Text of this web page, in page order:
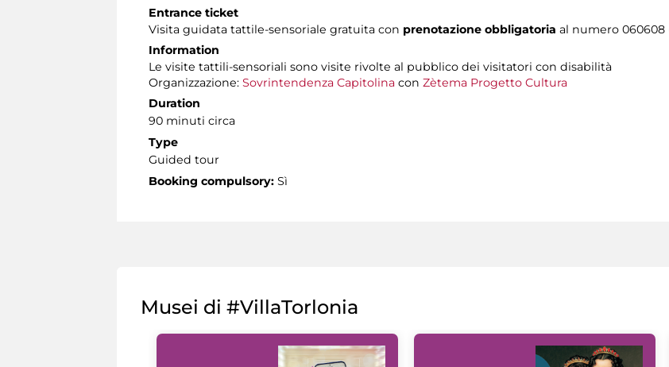
Entrance ticket
Visita guidata tattile-sensoriale gratuita con prenotazione obbligatoria al numero 060608
Information
Le visite tattili-sensoriali sono visite rivolte al pubblico dei visitatori con disabilità
Organizzazione: Sovrintendenza Capitolina con Zètema Progetto Cultura
Duration
90 minuti circa
Type
Guided tour
Booking compulsory: Sì
Musei di #VillaTorlonia